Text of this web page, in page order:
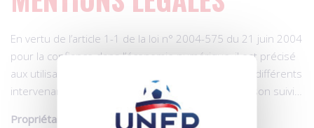
En vertu de l’article 1-1 de la loi n° 2004-575 du 21 juin 2004
pour la confiance dans l’économie numérique, il est précisé
aux utilisateurs du site www.unfp.org l’identité des différents
intervenants dans le cadre de sa réalisation et de son suivi…
Propriétaire